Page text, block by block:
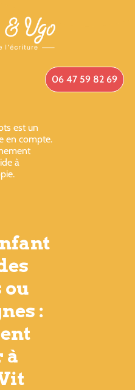
06 47 59 82 69
est un
en compte.
à
ou
:
à